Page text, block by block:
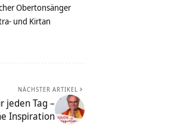
Obertonsänger
und Kirtan
NÄCHSTER ARTIKEL
jeden Tag –
Inspiration